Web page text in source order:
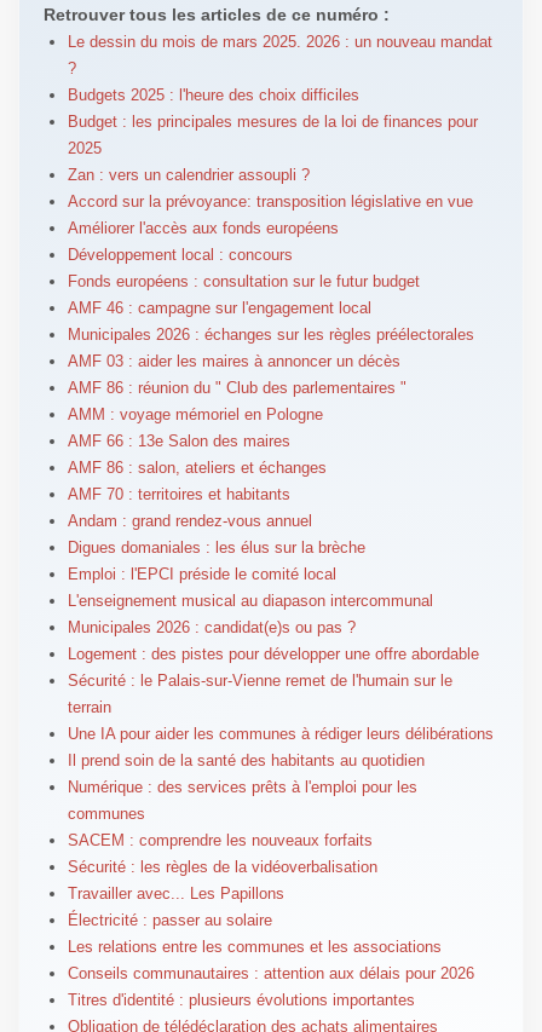
Retrouver tous les articles de ce numéro :
Le dessin du mois de mars 2025. 2026 : un nouveau mandat
?
Budgets 2025 : l'heure des choix difficiles
Budget : les principales mesures de la loi de finances pour
2025
Zan : vers un calendrier assoupli ?
Accord sur la prévoyance: transposition législative en vue
Améliorer l'accès aux fonds européens
Développement local : concours
Fonds européens : consultation sur le futur budget
AMF 46 : campagne sur l'engagement local
Municipales 2026 : échanges sur les règles préélectorales
AMF 03 : aider les maires à annoncer un décès
AMF 86 : réunion du " Club des parlementaires "
AMM : voyage mémoriel en Pologne
AMF 66 : 13e Salon des maires
AMF 86 : salon, ateliers et échanges
AMF 70 : territoires et habitants
Andam : grand rendez-vous annuel
Digues domaniales : les élus sur la brèche
Emploi : l'EPCI préside le comité local
L'enseignement musical au diapason intercommunal
Municipales 2026 : candidat(e)s ou pas ?
Logement : des pistes pour développer une offre abordable
Sécurité : le Palais-sur-Vienne remet de l'humain sur le
terrain
Une IA pour aider les communes à rédiger leurs délibérations
Il prend soin de la santé des habitants au quotidien
Numérique : des services prêts à l'emploi pour les
communes
SACEM : comprendre les nouveaux forfaits
Sécurité : les règles de la vidéoverbalisation
Travailler avec... Les Papillons
Électricité : passer au solaire
Les relations entre les communes et les associations
Conseils communautaires : attention aux délais pour 2026
Titres d'identité : plusieurs évolutions importantes
Obligation de télédéclaration des achats alimentaires